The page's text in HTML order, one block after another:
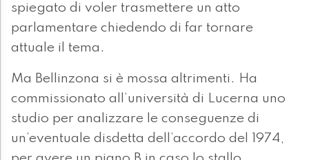
spiegato di voler trasmettere un atto
parlamentare chiedendo di far tornare
attuale il tema.
Ma Bellinzona si è mossa altrimenti. Ha
commissionato all’università di Lucerna uno
studio per analizzare le conseguenze di
un’eventuale disdetta dell’accordo del 1974,